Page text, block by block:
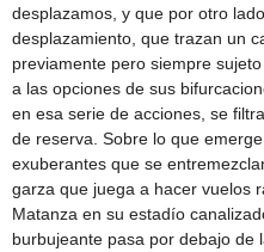
desplazamos, y que por otro
desplazamiento, que trazan un
previamente pero siempre
a las opciones de sus
en esa serie de acciones, se
de reserva. Sobre lo que
exuberantes que se
garza que juega a hacer vuelos
Matanza en su estadío
burbujeante pasa por debajo de